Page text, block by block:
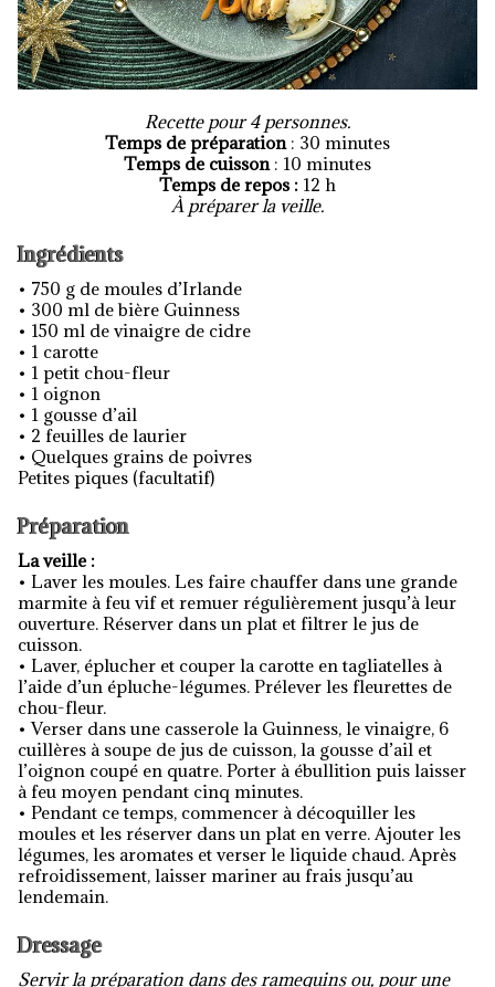
Recette pour 4 personnes.
Temps de préparation: 30 minutes
Temps de cuisson: 10 minutes
Temps de repos : 12 h
À préparer la veille.
Ingrédients
• 750 g de moules d’Irlande
• 300 ml de bière Guinness
• 150 ml de vinaigre de cidre
• 1 carotte
• 1 petit chou-fleur
• 1 oignon
• 1 gousse d’ail
• 2 feuilles de laurier
• Quelques grains de poivres
Petites piques (facultatif)
Préparation
La veille :
• Laver les moules. Les faire chauffer dans une grande
marmite à feu vif et remuer régulièrement jusqu’à leur
ouverture. Réserver dans un plat et filtrer le jus de
cuisson.
• Laver, éplucher et couper la carotte en tagliatelles à
l’aide d’un épluche-légumes. Prélever les fleurettes de
chou-fleur.
• Verser dans une casserole la Guinness, le vinaigre, 6
cuillères à soupe de jus de cuisson, la gousse d’ail et
l’oignon coupé en quatre. Porter à ébullition puis laisser
à feu moyen pendant cinq minutes.
• Pendant ce temps, commencer à décoquiller les
moules et les réserver dans un plat en verre. Ajouter les
légumes, les aromates et verser le liquide chaud. Après
refroidissement, laisser mariner au frais jusqu’au
lendemain.
Dressage
Servir la préparation dans des ramequins ou, pour une